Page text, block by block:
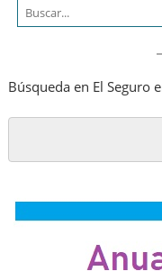
Búsqueda en El Seguro